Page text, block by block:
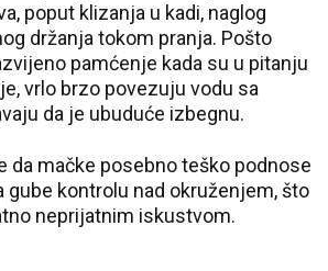
poput klizanja u kadi, naglog
držanja tokom pranja. Pošto
pamćenje kada su u pitanju
vrlo brzo povezuju vodu sa
da je ubuduće izbegnu.
da mačke posebno teško podnose
gube kontrolu nad okruženjem, što
neprijatnim iskustvom.